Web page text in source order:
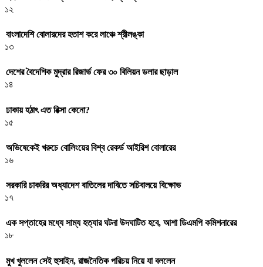
১২
বাংলাদেশি বোলারদের হতাশ করে লাঞ্চে শ্রীলঙ্কা
১৩
দেশের বৈদেশিক মুদ্রার রিজার্ভ ফের ৩০ বিলিয়ন ডলার ছাড়াল
১৪
ঢাকায় হঠাৎ এত রিক্সা কেনো?
১৫
অভিষেকেই খরুচে বোলিংয়ের বিশ্ব রেকর্ড আইরিশ বোলারের
১৬
সরকারি চাকরির অধ্যাদেশ বাতিলের দাবিতে সচিবালয়ে বিক্ষোভ
১৭
এক সপ্তাহের মধ্যে সাম্য হত্যার ঘটনা উদঘাটিত হবে, আশা ডিএমপি কমিশনারের
১৮
মুখ খুললেন সেই হুসাইন, রাজনৈতিক পরিচয় নিয়ে যা বললেন